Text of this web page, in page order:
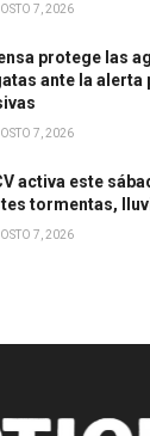
7, 2026
protege las
ante la alerta
7, 2026
activa este
tormentas,
7, 2026